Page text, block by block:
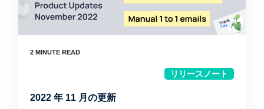
リリースノート
2022 年 11 月の更新